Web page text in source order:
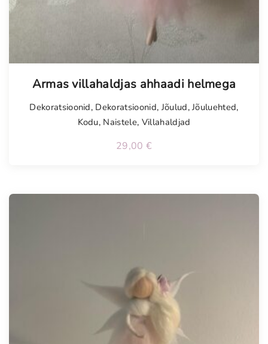
Armas villahaldjas ahhaadi helmega
Dekoratsioonid, Dekoratsioonid, Jõulud,Jõuluehted,
Kodu, Naistele, Villahaldjad
29,00 €